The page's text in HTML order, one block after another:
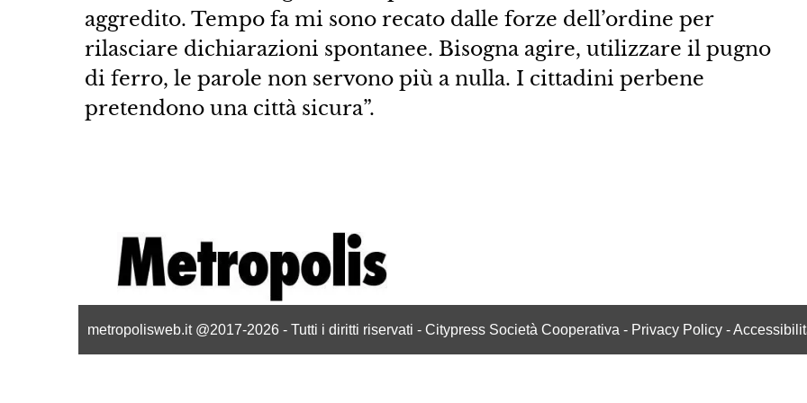
aggredito. Tempo fa mi sono recato dalle forze dell’ordine per
rilasciare dichiarazioni spontanee. Bisogna agire, utilizzare il pugno
di ferro, le parole non servono più a nulla. I cittadini perbene
pretendono una città sicura”.
metropolisweb.it @2017-2026 - Tutti i diritti riservati - Citypress Società Cooperativa - Privacy Policy -